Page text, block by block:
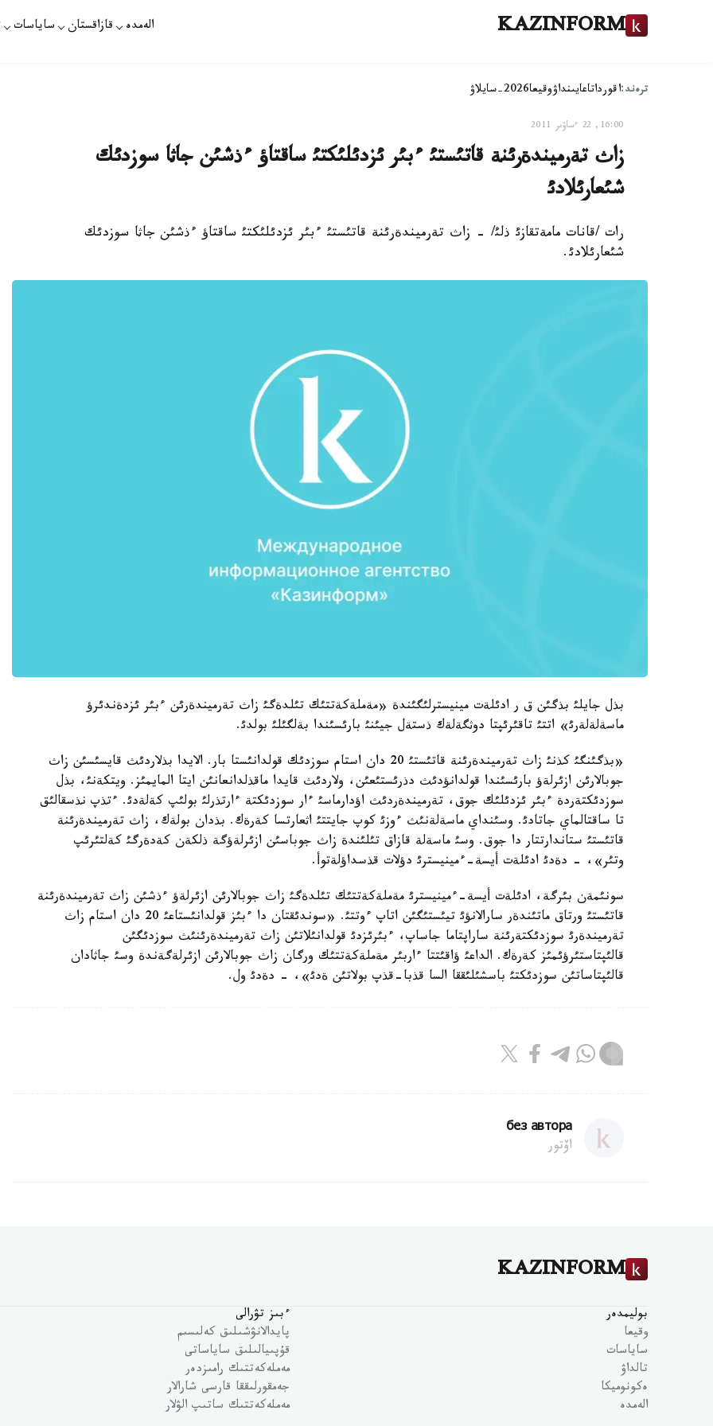
KAZINFORM الەمدە قازاقستان ساياسات
ترەند:اقورداتاعايىنداۋوقيعا2026-سايلاۋ
16:00, 22 ءساۋىر 2011
زاث تةرميندةرئنة قاتئستئ ءبئر ئزدئلئكتئ ساقتاؤ ءذشئن جاثا سوزدئك
شئعارئلادئ
رات /قانات مامةتقازئ ذلئ/ - زاث تةرميندةرئنة قاتئستئ ءبئر ئزدئلئكتئ ساقتاؤ ءذشئن جاثا سوزدئك
شئعارئلادئ.
بذل جايلئ بذگئن ق ر ادئلةت مينيسترلئگئندة «مةملةكةتتئك تئلدةگئ زاث تةرميندةرئن ءبئر ئزدةندئرؤ
ماسةلةلةرئ» اتتئ تاقئرئپتا دوثگةلةك ذستةل جيئنئ بارئسئندا بةلگئلئ بولدئ.
«بذگئنگئ كذنئ زاث تةرميندةرئنة قاتئستئ 20 دان استام سوزدئك قولدانئستا بار. الايدا بذلاردئث قايسئسئن زاث
جوبالارئن ازئرلةؤ بارئسئندا قولدانؤدئث دذرئستئعئن، ولاردئث قايدا ماقذلدانعانئن ايتا المايمئز. ويتكةنئ، بذل
سوزدئكتةردة ءبئر ئزدئلئك جوق، تةرميندةردئث اؤدارماسئ ءار سوزدئكتة ءارتذرلئ بولئپ كةلةدئ. ءتذپ نذسقالئق
تا ساقتالماي جاتادئ. وسئنداي ماسةلةنئث ءوزئ كوپ جايتتئ اثعارتسا كةرةك. بذدان بولةك، زاث تةرميندةرئنة
قاتئستئ ستاندارتتار دا جوق. وسئ ماسةلة قازاق تئلئندة زاث جوباسئن ازئرلةؤگة ذلكةن كةدةرگئ كةلتئرئپ
وتئر»، - دةدئ ادئلةت أيسة-ءمينيسترئ دؤلات قذسداؤلةتوأ.
سونئمةن بئرگة، ادئلةت أيسة-ءمينيسترئ مةملةكةتتئك تئلدةگئ زاث جوبالارئن ازئرلةؤ ءذشئن زاث تةرميندةرئنة
قاتئستئ ورتاق ماتئندةر سارالانؤئ تيئستئگئن اتاپ ءوتتئ. «سوندئقتان دا ءبئز قولدانئستاعئ 20 دان استام زاث
تةرميندةرئ سوزدئكتةرئنة ساراپتاما جاساپ، ءبئرئزدئ قولدانئلاتئن زاث تةرميندةرئنئث سوزدئگئن
قالئپتاستئرؤئمئز كةرةك. الداعئ ؤاقئتتا ءاربئر مةملةكةتتئك ورگان زاث جوبالارئن ازئرلةگةندة وسئ جاثادان
قالئپتاساتئن سوزدئكتئ باسشئلئققا السا قذبا-قذپ بولاتئن ةدئ»، - دةدئ ول.
без автора
اۆتور
KAZINFORM
بوليمدەر
وقيعا
ساياسات
تالداۋ
ەكونوميكا
الەمدە
ءبىز تۋرالى
پايدالانۋشىلىق كەلىسىم
قۇپىيالىلىق ساياساتى
مەملەكەتتىك رامىزدەر
جەمقورلىققا قارسى شارالار
مەملەكەتتىك ساتىپ الۋلار